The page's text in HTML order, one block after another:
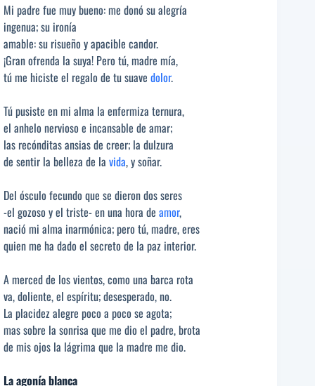
Mi padre fue muy bueno: me donó su alegría
ingenua; su ironía
amable: su risueño y apacible candor.
¡Gran ofrenda la suya! Pero tú, madre mía,
tú me hiciste el regalo de tu suave dolor.
Tú pusiste en mi alma la enfermiza ternura,
el anhelo nervioso e incansable de amar;
las recónditas ansias de creer; la dulzura
de sentir la belleza de la vida, y soñar.
Del ósculo fecundo que se dieron dos seres
-el gozoso y el triste- en una hora de amor,
nació mi alma inarmónica; pero tú, madre, eres
quien me ha dado el secreto de la paz interior.
A merced de los vientos, como una barca rota
va, doliente, el espíritu; desesperado, no.
La placidez alegre poco a poco se agota;
mas sobre la sonrisa que me dio el padre, brota
de mis ojos la lágrima que la madre me dio.
La agonía blanca